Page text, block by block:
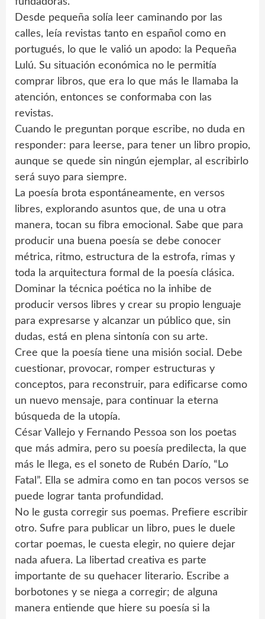
Desde pequeña solía leer caminando por las
calles, leía revistas tanto en español como en
portugués, lo que le valió un apodo: la Pequeña
Lulú. Su situación económica no le permitía
comprar libros, que era lo que más le llamaba la
atención, entonces se conformaba con las
revistas.
Cuando le preguntan porque escribe, no duda en
responder: para leerse, para tener un libro propio,
aunque se quede sin ningún ejemplar, al escribirlo
será suyo para siempre.
La poesía brota espontáneamente, en versos
libres, explorando asuntos que, de una u otra
manera, tocan su fibra emocional. Sabe que para
producir una buena poesía se debe conocer
métrica, ritmo, estructura de la estrofa, rimas y
toda la arquitectura formal de la poesía clásica.
Dominar la técnica poética no la inhibe de
producir versos libres y crear su propio lenguaje
para expresarse y alcanzar un público que, sin
dudas, está en plena sintonía con su arte.
Cree que la poesía tiene una misión social. Debe
cuestionar, provocar, romper estructuras y
conceptos, para reconstruir, para edificarse como
un nuevo mensaje, para continuar la eterna
búsqueda de la utopía.
César Vallejo y Fernando Pessoa son los poetas
que más admira, pero su poesía predilecta, la que
más le llega, es el soneto de Rubén Darío, “Lo
Fatal”. Ella se admira como en tan pocos versos se
puede lograr tanta profundidad.
No le gusta corregir sus poemas. Prefiere escribir
otro. Sufre para publicar un libro, pues le duele
cortar poemas, le cuesta elegir, no quiere dejar
nada afuera. La libertad creativa es parte
importante de su quehacer literario. Escribe a
borbotones y se niega a corregir; de alguna
manera entiende que hiere su poesía si la